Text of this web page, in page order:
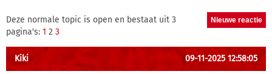
Deze normale topic is open en bestaat uit 3
pagina's: 1 2 3
Kiki 09-11-2025 12:58:05